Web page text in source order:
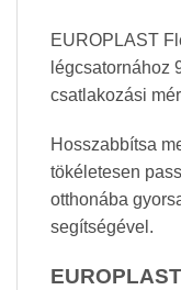
EUROPLAST
légcsatornához
csatlakozási
Hosszabbítsa
tökéletesen
otthonába
segítségével.